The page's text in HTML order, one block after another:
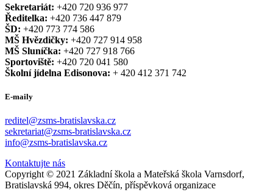
Sekretariát: +420 720 936 977
Ředitelka: +420 736 447 879
ŠD: +420 773 774 586
MŠ Hvězdičky: +420 727 914 958
MŠ Sluníčka: +420 727 918 766
Sportoviště: +420 720 041 580
Školní jídelna Edisonova: + 420 412 371 742
E-maily
reditel@zsms-bratislavska.cz
sekretariat@zsms-bratislavska.cz
info@zsms-bratislavska.cz
Kontaktujte nás
Copyright © 2021 Základní škola a Mateřská škola Varnsdorf,
Bratislavská 994, okres Děčín, příspěvková organizace